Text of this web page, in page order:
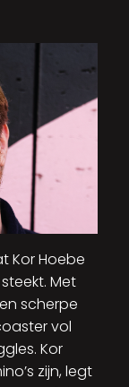
Kor Hoebe
Met
scherpe
vol
Kor
zijn, legt